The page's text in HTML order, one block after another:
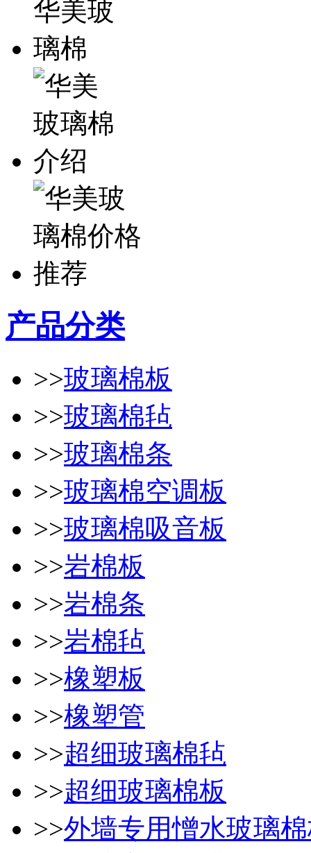
产品分类
>>玻璃棉板
>>玻璃棉毡
>>玻璃棉条
>>玻璃棉空调板
>>玻璃棉吸音板
>>岩棉板
>>岩棉条
>>岩棉毡
>>橡塑板
>>橡塑管
>>超细玻璃棉毡
>>超细玻璃棉板
>>外墙专用憎水玻璃